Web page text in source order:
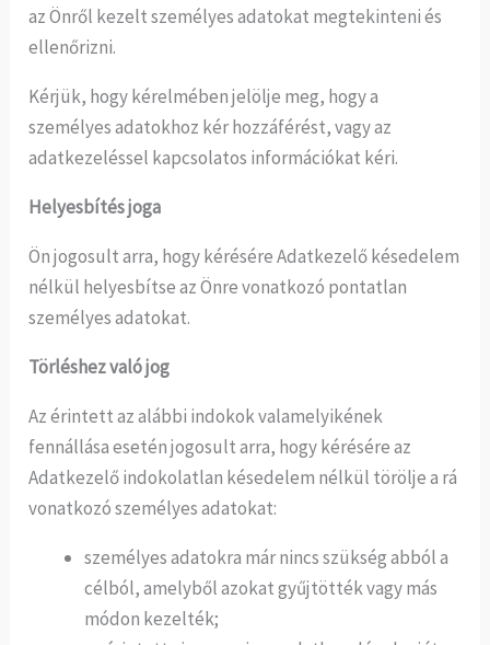
az Önről kezelt személyes adatokat megtekinteni és
ellenőrizni.
Kérjük, hogy kérelmében jelölje meg, hogy a
személyes adatokhoz kér hozzáférést, vagy az
adatkezeléssel kapcsolatos információkat kéri.
Helyesbítés joga
Ön jogosult arra, hogy kérésére Adatkezelő késedelem
nélkül helyesbítse az Önre vonatkozó pontatlan
személyes adatokat.
Törléshez való jog
Az érintett az alábbi indokok valamelyikének
fennállása esetén jogosult arra, hogy kérésére az
Adatkezelő indokolatlan késedelem nélkül törölje a rá
vonatkozó személyes adatokat:
személyes adatokra már nincs szükség abból a
célból, amelyből azokat gyűjtötték vagy más
módon kezelték;